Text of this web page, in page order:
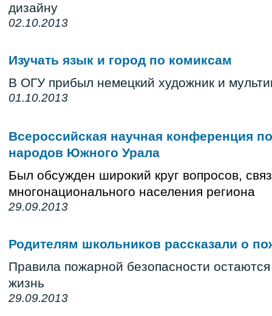
дизайну
02.10.2013
Изучать язык и город по комиксам
В ОГУ прибыл немецкий художник и
01.10.2013
Всероссийская научная конференция
народов Южного Урала
Был обсужден широкий круг вопросов,
многонационального населения региона
29.09.2013
Родителям школьников рассказали о
Правила пожарной безопасности
жизнь
29.09.2013